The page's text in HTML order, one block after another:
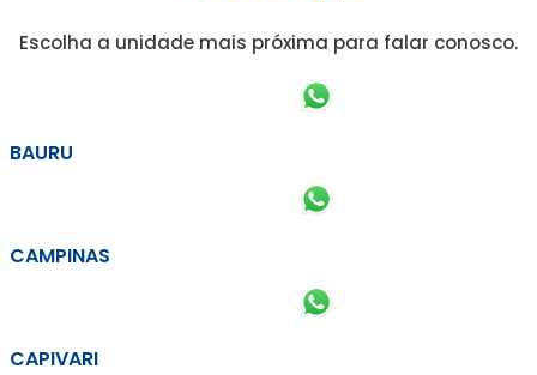
Escolha a unidade mais próxima para falar conosco.
BAURU
CAMPINAS
CAPIVARI